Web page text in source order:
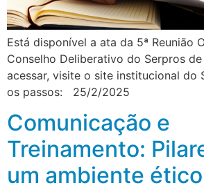
Está disponível a ata da 5ª Reunião
Conselho Deliberativo do Serpros
acessar, visite o site institucional do
os passos: 25/2/2025
Comunicação e
Treinamento:
um ambiente ético